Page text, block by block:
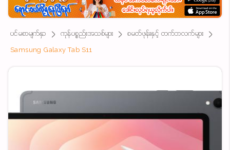
ပင်မစာမျက်နှာ ကုန်ပစ္စည်းအသစ်များ
စမတ်ဖုန်းနှင့် တက်ဘလက်များ
Samsung Galaxy Tab S11